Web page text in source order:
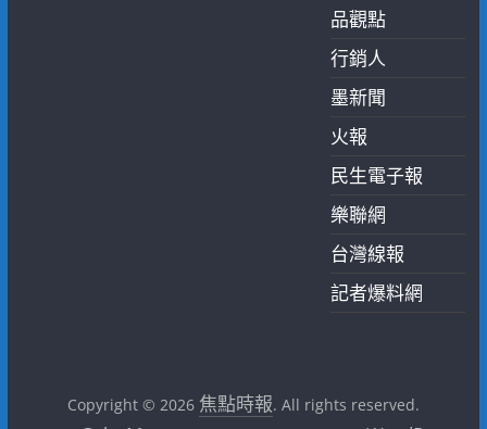
品觀點
行銷人
墨新聞
火報
民生電子報
樂聯網
台灣線報
記者爆料網
Copyright © 2026 焦點時報. All rights reserved.